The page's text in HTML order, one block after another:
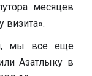
месяцев
визита».
мы все еще
Азатлыку в